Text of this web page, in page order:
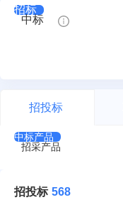
招标
中标
招投标
中标产品
招采产品
招投标 568